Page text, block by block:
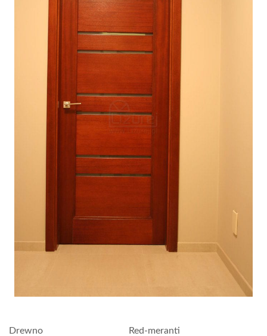
Drewno Red-meranti